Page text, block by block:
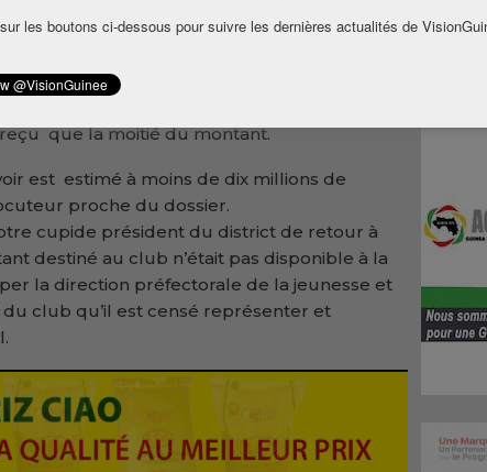
national de football ligue 2, auquel le
Bakary Bangoura aurait effectué un
de Football (Feguifoot), pour dit-on
allouée au dit club. Selon nos
que la moitié du montant.
est estimé à moins de dix millions de
proche du dossier.
cupide président du district de retour à
destiné au club n’était pas disponible à la
la direction préfectorale de la jeunesse et
club qu’il est censé représenter et
les boutons ci-dessous pour suivre les dernières actualités de